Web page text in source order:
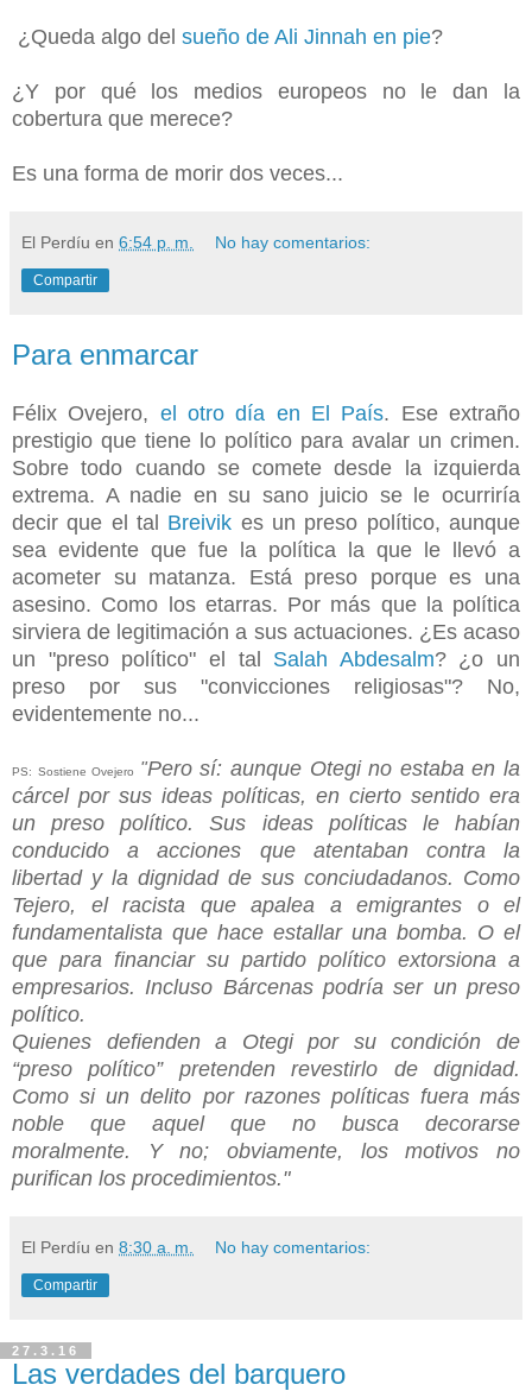
¿Queda algo del sueño de Ali Jinnah en pie?
¿Y por qué los medios europeos no le dan la
cobertura que merece?
Es una forma de morir dos veces...
El Perdíu en 6:54 p. m. No hay comentarios:
Compartir
Para enmarcar
Félix Ovejero, el otro día en El País. Ese extraño
prestigio que tiene lo político para avalar un crimen.
Sobre todo cuando se comete desde la izquierda
extrema. A nadie en su sano juicio se le ocurriría
decir que el tal Breivik es un preso político, aunque
sea evidente que fue la política la que le llevó a
acometer su matanza. Está preso porque es una
asesino. Como los etarras. Por más que la política
sirviera de legitimación a sus actuaciones. ¿Es acaso
un "preso político" el tal Salah Abdesalm? ¿o un
preso por sus "convicciones religiosas"? No,
evidentemente no...
PS: Sostiene Ovejero "Pero sí: aunque Otegi no estaba en la
cárcel por sus ideas políticas, en cierto sentido era
un preso político. Sus ideas políticas le habían
conducido a acciones que atentaban contra la
libertad y la dignidad de sus conciudadanos. Como
Tejero, el racista que apalea a emigrantes o el
fundamentalista que hace estallar una bomba. O el
que para financiar su partido político extorsiona a
empresarios. Incluso Bárcenas podría ser un preso
político.
Quienes defienden a Otegi por su condición de
“preso político” pretenden revestirlo de dignidad.
Como si un delito por razones políticas fuera más
noble que aquel que no busca decorarse
moralmente. Y no; obviamente, los motivos no
purifican los procedimientos."
El Perdíu en 8:30 a. m. No hay comentarios:
Compartir
27.3.16
Las verdades del barquero